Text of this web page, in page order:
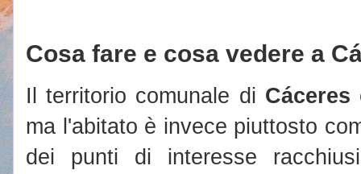
Cosa fare e cosa vedere a
Il territorio comunale di Cáceres
ma l'abitato è invece piuttosto
dei punti di interesse